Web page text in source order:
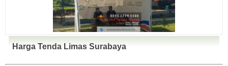
Harga Tenda Limas Surabaya